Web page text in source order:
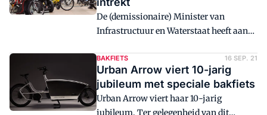
lichte elektrische voertuigen.
De (demissionaire) Minister van
Infrastructuur en Waterstaat heeft aan
om voor een aantal Lichte Elektrische
Voertuigen (LEV's) specifieke
Nederlandse vereisten in te voeren.
LEVA-EU is het hier niet mee eens: zij
BAKFIETS 16 SEP. 21
Urban Arrow viert 10-jarig
jubileum met speciale bakfiets
Urban Arrow viert haar 10-jarig
jubileum. Ter gelegenheid van dit